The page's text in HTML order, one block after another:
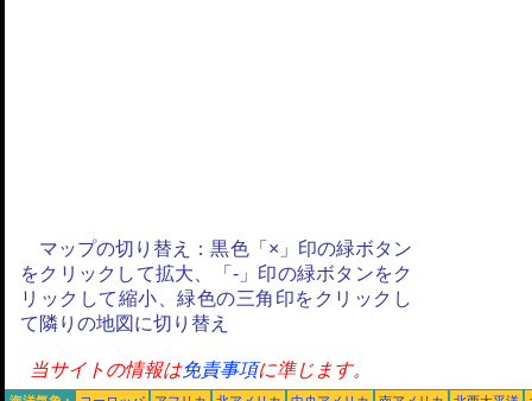
マップの切り替え：黒色「×」印の緑ボタン
をクリックして拡大、「-」印の緑ボタンをク
リックして縮小、緑色の三角印をクリックし
て隣りの地図に切り替え
当サイトの情報は免責事項に準じます。